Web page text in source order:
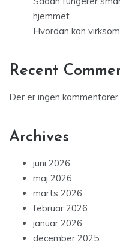
hjemmet
Hvordan kan
Recent
Der er ingen
Archives
juni 2026
maj 2026
marts 2026
februar 2026
januar 2026
december 2025